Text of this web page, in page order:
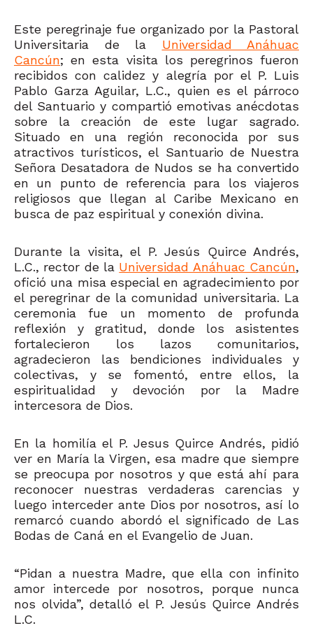
Este peregrinaje fue organizado por la Pastoral
Universitaria de la Universidad Anáhuac
Cancún; en esta visita los peregrinos fueron
recibidos con calidez y alegría por el P. Luis
Pablo Garza Aguilar, L.C., quien es el párroco
del Santuario y compartió emotivas anécdotas
sobre la creación de este lugar sagrado.
Situado en una región reconocida por sus
atractivos turísticos, el Santuario de Nuestra
Señora Desatadora de Nudos se ha convertido
en un punto de referencia para los viajeros
religiosos que llegan al Caribe Mexicano en
busca de paz espiritual y conexión divina.
Durante la visita, el P. Jesús Quirce Andrés,
L.C., rector de la Universidad Anáhuac Cancún,
ofició una misa especial en agradecimiento por
el peregrinar de la comunidad universitaria. La
ceremonia fue un momento de profunda
reflexión y gratitud, donde los asistentes
fortalecieron los lazos comunitarios,
agradecieron las bendiciones individuales y
colectivas, y se fomentó, entre ellos, la
espiritualidad y devoción por la Madre
intercesora de Dios.
En la homilía el P. Jesus Quirce Andrés, pidió
ver en María la Virgen, esa madre que siempre
se preocupa por nosotros y que está ahí para
reconocer nuestras verdaderas carencias y
luego interceder ante Dios por nosotros, así lo
remarcó cuando abordó el significado de Las
Bodas de Caná en el Evangelio de Juan.
“Pidan a nuestra Madre, que ella con infinito
amor intercede por nosotros, porque nunca
nos olvida”, detalló el P. Jesús Quirce Andrés
L.C.